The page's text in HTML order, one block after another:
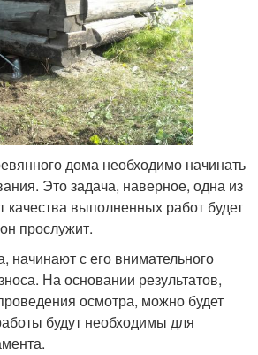
дома необходимо начинать
Это задача, наверное, одна из
выполненных работ будет
прослужит.
начинают с его внимательного
На основании результатов,
осмотра, можно будет
будут необходимы для